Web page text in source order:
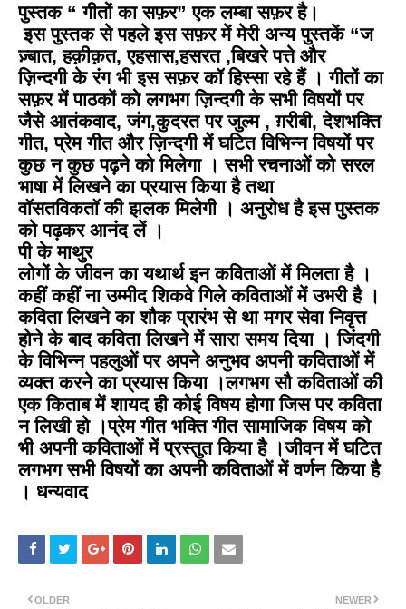
पुस्तक “गीतों का सफ़र”एक लम्बा सफ़र है।
इस पुस्तक से पहले इस सफ़र में मेरी अन्य पुस्तकें“ज
ज़्बात, हक़ीक़त, एहसास,हसरत ,बिखरे पत्ते और
ज़िन्दगी के रंग भी इस सफ़र कॉ हिस्सा रहे हैं । गीतों का
सफ़र में पाठकों को लगभग ज़िन्दगी के सभी विषयों पर
जैसे आतंकवाद, जंग,कुदरत पर जुल्म , ग़रीबी, देशभक्ति
गीत, प्रेम गीत और ज़िन्दगी में घटित विभिन्न विषयों पर
कुछ न कुछ पढ़ने को मिलेगा । सभी रचनाओं को सरल
भाषा में लिखने का प्रयास किया है तथा
वॉसतविकतॉ की झलक मिलेगी । अनुरोध है इस पुस्तक
को पढ़कर आनंद लें ।
पी के माथुर
लोगों के जीवन का यथार्थ इन कविताओं में मिलता है ।
कहीं कहीं ना उम्मीद शिकवे गिले कविताओं में उभरी है ।
कविता लिखने का शौक प्रारंभ से था मगर सेवा निवृत्त
होने के बाद कविता लिखने में सारा समय दिया । जिंदगी
के विभिन्न पहलुओं पर अपने अनुभव अपनी कविताओं में
व्यक्त करने का प्रयास किया ।लगभग सौ कविताओं की
एक किताब में शायद ही कोई विषय होगा जिस पर कविता
न लिखी हो ।प्रेम गीत भक्ति गीत सामाजिक विषय को
भी अपनी कविताओं में प्रस्तुत किया है ।जीवन में घटित
लगभग सभी विषयों का अपनी कविताओं में वर्णन किया है
। धन्यवाद
NEWER
OLDER